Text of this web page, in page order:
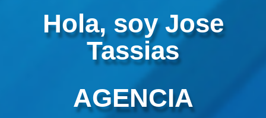
Hola, soy Jose
Tassias
AGENCIA